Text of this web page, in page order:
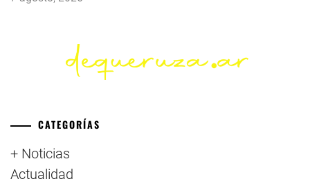
CATEGORÍAS
+ Noticias
Actualidad